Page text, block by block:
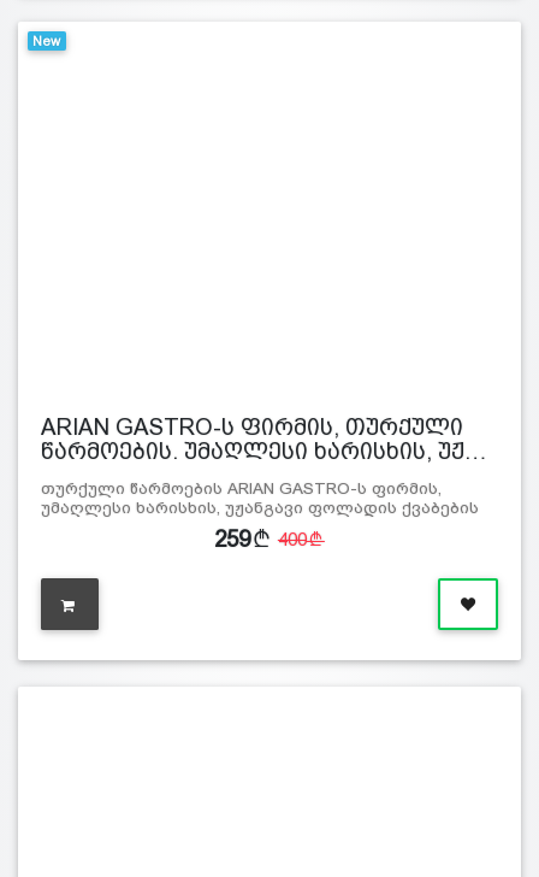
New
ARIAN GASTRO-ს ფირმის, თურქული
წარმოების. უმაღლესი ხარისხის, უჟ…
თურქული წარმოების ARIAN GASTRO-ს ფირმის,
უმაღლესი ხარისხის, უჟანგავი ფოლადის ქვაბების
259 400